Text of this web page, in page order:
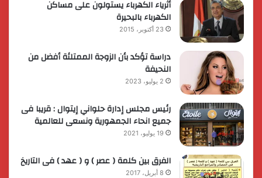
أثرياء الكهرباء يستولون على مساكن
الكهرباء بالبحيرة
23 أكتوبر، 2015
دراسة تؤكد بأن الزوجة الممتلئة أفضل من
النحيفة
2 يوليو، 2023
رئيس مجلس إدارة حلواني إيتوال : قريبا فى
جميع انحاء الجمهورية ونسعى للعالمية
19 يوليو، 2021
الفرق بين كلمة ( عصر ) و ( عهد ) فى التاريخ
8 أبريل، 2017